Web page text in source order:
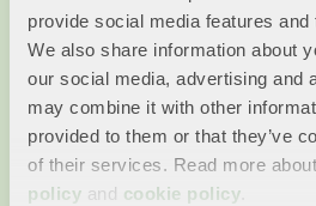
provide social media features
We also share information about
our social media, advertising and
may combine it with other
provided to them or that they’ve
of their services. Read more
policy and cookie policy
Du kanske också vill